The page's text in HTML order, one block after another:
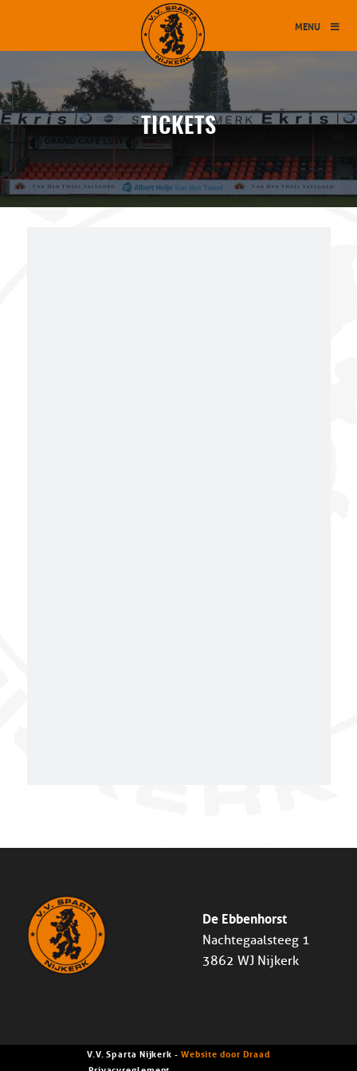
MENU
TICKETS
De Ebbenhorst
Nachtegaalsteeg 1
3862 WJ Nijkerk
V.V. Sparta Nijkerk - Website door Draad